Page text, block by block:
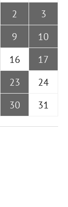
2
3
9
10
16
17
23
24
30 31